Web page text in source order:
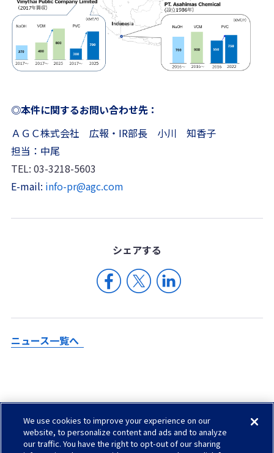
◎本件に関するお問い合わせ先：
ＡＧＣ株式会社 広報・IR部長 小川 知香子
担当：中尾
TEL: 03-3218-5603
E-mail: info-pr@agc.com
シェアする
ニュース一覧へ
Check in AGC
サイトマップ
We use cookies to improve your experience on our
website, to personalize content and ads and to analyze
our traffic. You have the right to opt-out of our sharing